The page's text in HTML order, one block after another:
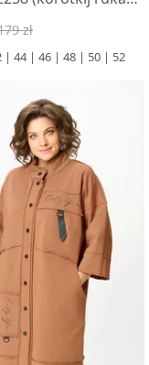
zł
| 44 | 46 | 48 | 50 | 52